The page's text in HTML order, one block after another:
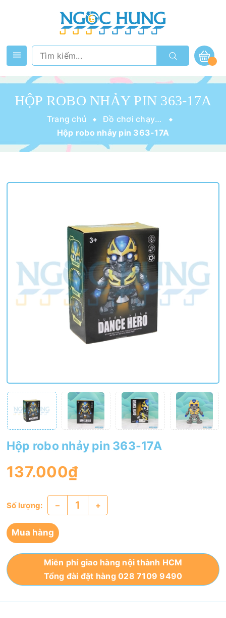
HỘP ROBO NHẢY PIN 363-17A
Trang chủ
Đồ chơi chạy pin
Hộp robo nhảy pin 363-17A
Hộp robo nhảy pin 363-17A
137.000₫
Số lượng: – +
Mua hàng
Miễn phí giao hàng nội thành HCM
Tổng đài đặt hàng 028 7109 9490